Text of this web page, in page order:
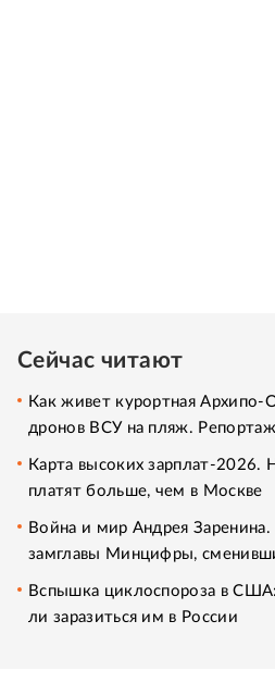
Сейчас читают
Как живет курортная Архипо-
дронов ВСУ на пляж.
Карта высоких зарплат-2026.
платят больше, чем в Москве
Война и мир Андрея
замглавы Минцифры,
Вспышка циклоспороза в
ли заразиться им в России